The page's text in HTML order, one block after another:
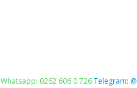
Whatsapp: 0262 606 0 726Telegram: